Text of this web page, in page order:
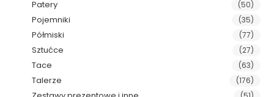
Patery (50)
Pojemniki (35)
Półmiski (77)
Sztućce (27)
Tace (63)
Talerze (176)